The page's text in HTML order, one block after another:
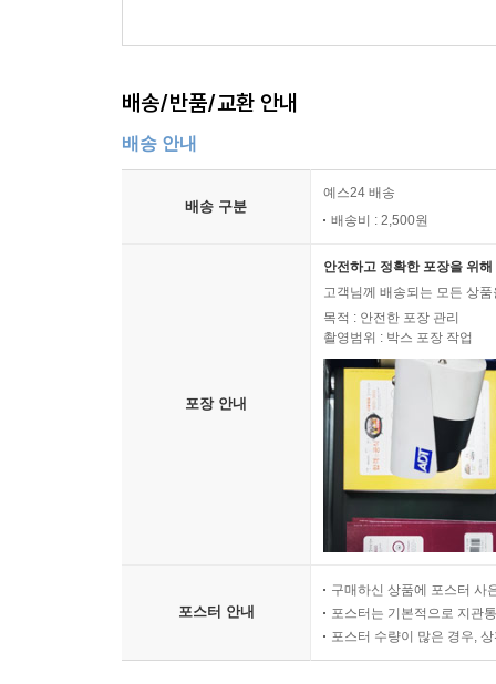
배송/반품/교환 안내
배송 안내
배송 구분
예스24 배송
배송비 : 2,500원
포장 안내
안전하고 정확한 포장을 위
고객님께 배송되는 모든 상
목적 : 안전한 포장 관리
촬영범위 : 박스 포장 작업
포스터 안내
구매하신 상품에 포스터 사
포스터는 기본적으로 지관
포스터 수량이 많은 경우,